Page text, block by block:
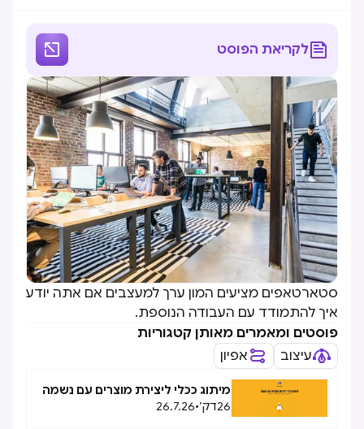
לקריאת הפוסט 
סטארטאפים מציעים המון ערך למעצבים אם אתה יודע
איך להתמודד עם העבודה הנוספת.
פוסטים ומאמרים מאותן קטגוריות
עיצוב
אפיון
מיתוג ככלי ליצירת מוצרים עם נשמה
26דק׳•
26.7.26